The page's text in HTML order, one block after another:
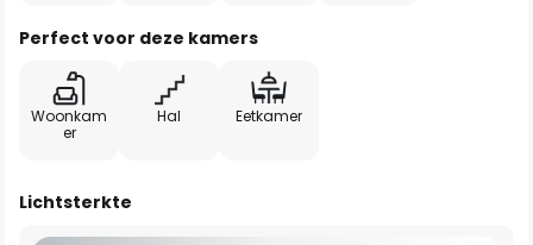
Perfect voor deze kamers
Woonkam
er
Hal Eetkamer
Lichtsterkte